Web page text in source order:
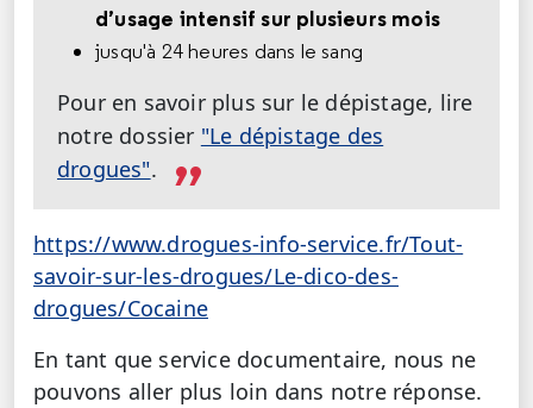
d’usage intensif sur plusieurs mois
jusqu'à 24 heures dans le sang
Pour en savoir plus sur le dépistage, lire
notre dossier "Le dépistage des
drogues".
https://www.drogues-info-service.fr/Tout-
savoir-sur-les-drogues/Le-dico-des-
drogues/Cocaine
En tant que service documentaire, nous ne
pouvons aller plus loin dans notre réponse.